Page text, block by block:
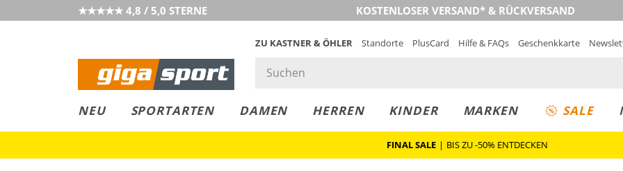
★★★★★ 4,8 / 5,0 STERNE KOSTENLOSER VERSAND* & RÜCKVERSAND
ZU KASTNER & ÖHLER Standorte PlusCard Hilfe & FAQs Geschenkkarte
NEU SPORTARTEN DAMEN HERREN KINDER MARKEN SALE
LEASING
COLLECT
RESERVE
FINAL SALE | BIS ZU -50% ENTDECKEN